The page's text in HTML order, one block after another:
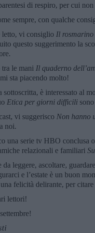
di respiro, per cui
sempre, con qualche
letto, vi consiglio Il rosmarino
questo suggerimento la
le mani Il quaderno
sta piacendo molto!
sottoscritta, è interessato al
Etica per giorni difficili
vi suggerisco Non hanno
noi.
una serie tv HBO conclusa
relazionali e familiari
da leggere, ascoltare,
e l’estate è un buon
felicità delirante, per
lettori!